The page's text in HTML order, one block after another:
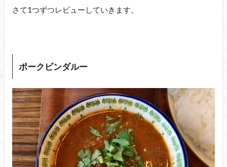
さて1つずつレビューしていきます。
ポークビンダルー